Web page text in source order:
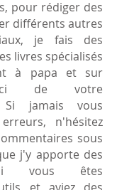
pour rédiger des
différents autres
je fais des
livres spécialisés
à papa et sur
de votre
Si jamais vous
n'hésitez
sous
j'y apporte des
vous êtes